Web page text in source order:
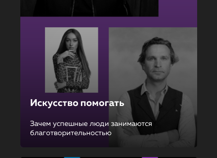
Искусство помогать
Зачем успешные люди занимаются
благотворительностью